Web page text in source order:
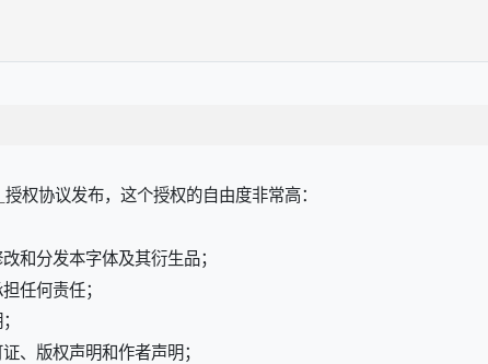
授权协议发布，这个授权的自由度非常高：
和分发本字体及其衍生品；
任何责任；
、版权声明和作者声明；